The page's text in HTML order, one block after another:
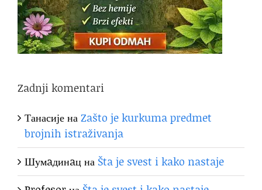
Zadnji komentari
ТанасијенаZašto je kurkuma predmet
brojnih istraživanja
Шумaдинaцна Šta je svest i kako nastaje